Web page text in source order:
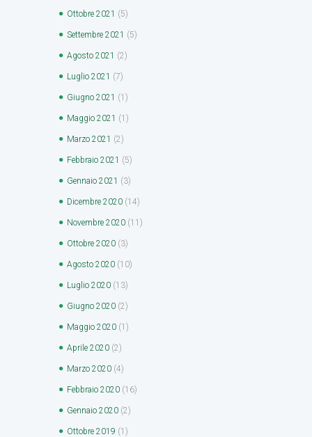
Ottobre 2021 (5)
Settembre 2021 (5)
Agosto 2021 (2)
Luglio 2021 (7)
Giugno 2021 (1)
Maggio 2021 (1)
Marzo 2021 (2)
Febbraio 2021 (5)
Gennaio 2021 (3)
Dicembre 2020 (14)
Novembre 2020 (11)
Ottobre 2020 (3)
Agosto 2020 (10)
Luglio 2020 (13)
Giugno 2020 (2)
Maggio 2020 (1)
Aprile 2020 (2)
Marzo 2020 (4)
Febbraio 2020 (16)
Gennaio 2020 (2)
Ottobre 2019 (1)